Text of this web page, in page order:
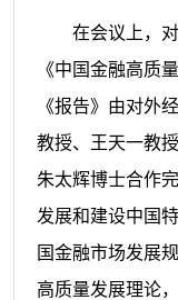
在会议上，
《中国金融高质
《报告》由对外
教授、王天一教
朱太辉博士合作
发展和建设中国
国金融市场发展
高质量发展理论